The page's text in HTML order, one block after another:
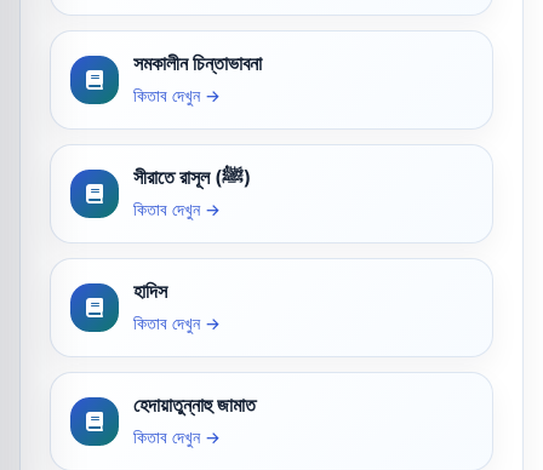
সমকালীন চিন্তাভাবনা
কিতাব দেখুন →
সীরাতে রাসূল (ﷺ)
কিতাব দেখুন →
হাদিস
কিতাব দেখুন →
হেদায়াতুন্নাহু জামাত
কিতাব দেখুন →